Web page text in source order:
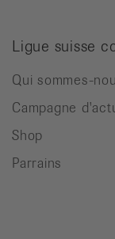
Ligue suisse
Qui sommes-
Campagne
Shop
Parrains